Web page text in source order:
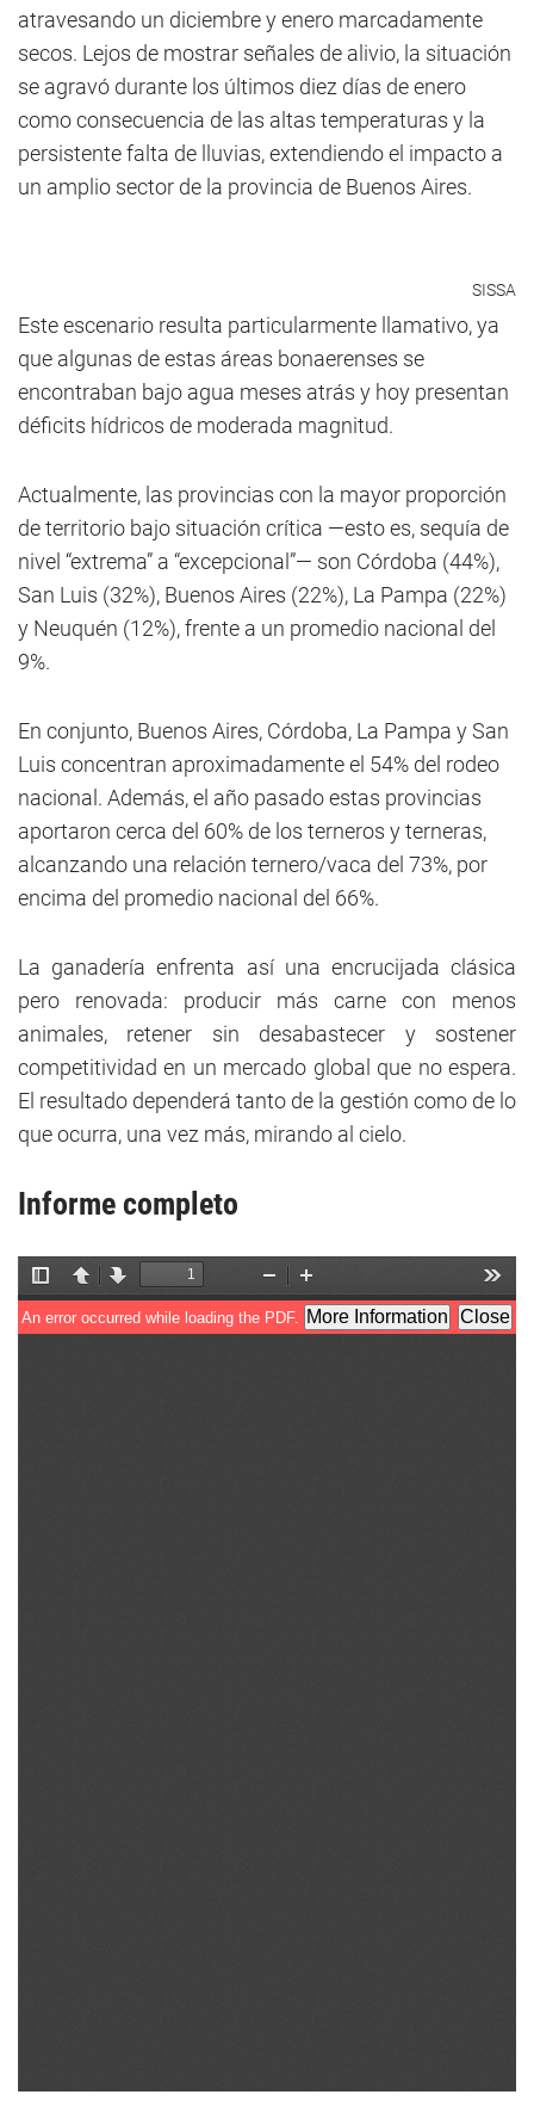
atravesando un diciembre y enero marcadamente
secos. Lejos de mostrar señales de alivio, la situación
se agravó durante los últimos diez días de enero
como consecuencia de las altas temperaturas y la
persistente falta de lluvias, extendiendo el impacto a
un amplio sector de la provincia de Buenos Aires.
SISSA
Este escenario resulta particularmente llamativo, ya
que algunas de estas áreas bonaerenses se
encontraban bajo agua meses atrás y hoy presentan
déficits hídricos de moderada magnitud.
Actualmente, las provincias con la mayor proporción
de territorio bajo situación crítica —esto es, sequía de
nivel “extrema” a “excepcional”— son Córdoba (44%),
San Luis (32%), Buenos Aires (22%), La Pampa (22%)
y Neuquén (12%), frente a un promedio nacional del
9%.
En conjunto, Buenos Aires, Córdoba, La Pampa y San
Luis concentran aproximadamente el 54% del rodeo
nacional. Además, el año pasado estas provincias
aportaron cerca del 60% de los terneros y terneras,
alcanzando una relación ternero/vaca del 73%, por
encima del promedio nacional del 66%.
La ganadería enfrenta así una encrucijada clásica
pero renovada: producir más carne con menos
animales, retener sin desabastecer y sostener
competitividad en un mercado global que no espera.
El resultado dependerá tanto de la gestión como de lo
que ocurra, una vez más, mirando al cielo.
Informe completo